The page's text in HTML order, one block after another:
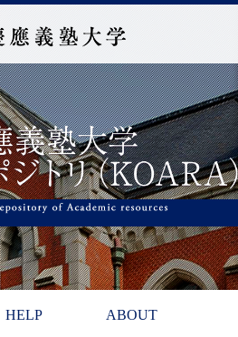
HELP ABOUT